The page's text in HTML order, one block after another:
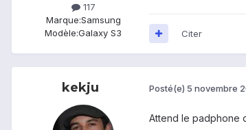
117
Marque:Samsung
Modèle:Galaxy S3 Citer
kekju Posté(e) 5 novembre
Attend le padphone